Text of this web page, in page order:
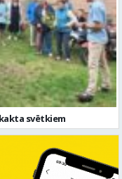
svētkiem